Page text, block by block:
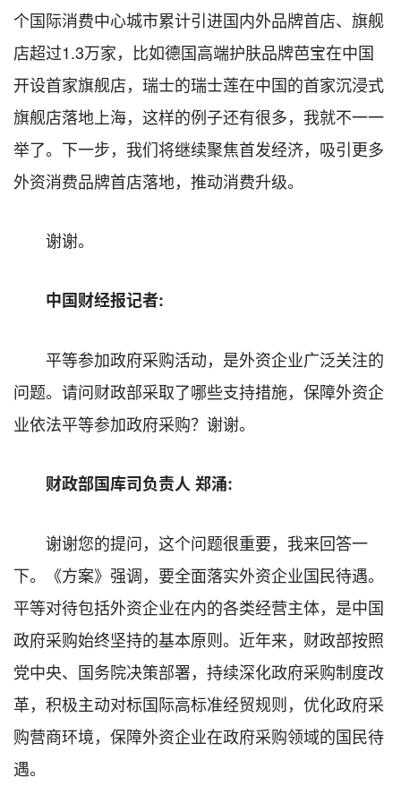
个国际消费中心城市累计引进国内外品牌首店、旗舰
店超过1.3万家，比如德国高端护肤品牌芭宝在中国
开设首家旗舰店，瑞士的瑞士莲在中国的首家沉浸式
旗舰店落地上海，这样的例子还有很多，我就不一一
举了。下一步，我们将继续聚焦首发经济，吸引更多
外资消费品牌首店落地，推动消费升级。
谢谢。
中国财经报记者:
平等参加政府采购活动，是外资企业广泛关注的
问题。请问财政部采取了哪些支持措施，保障外资企
业依法平等参加政府采购？谢谢。
财政部国库司负责人 郑涌:
谢谢您的提问，这个问题很重要，我来回答一
下。《方案》强调，要全面落实外资企业国民待遇。
平等对待包括外资企业在内的各类经营主体，是中国
政府采购始终坚持的基本原则。近年来，财政部按照
党中央、国务院决策部署，持续深化政府采购制度改
革，积极主动对标国际高标准经贸规则，优化政府采
购营商环境，保障外资企业在政府采购领域的国民待
遇。